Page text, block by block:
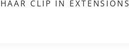
CLIP IN EXTENSIONS